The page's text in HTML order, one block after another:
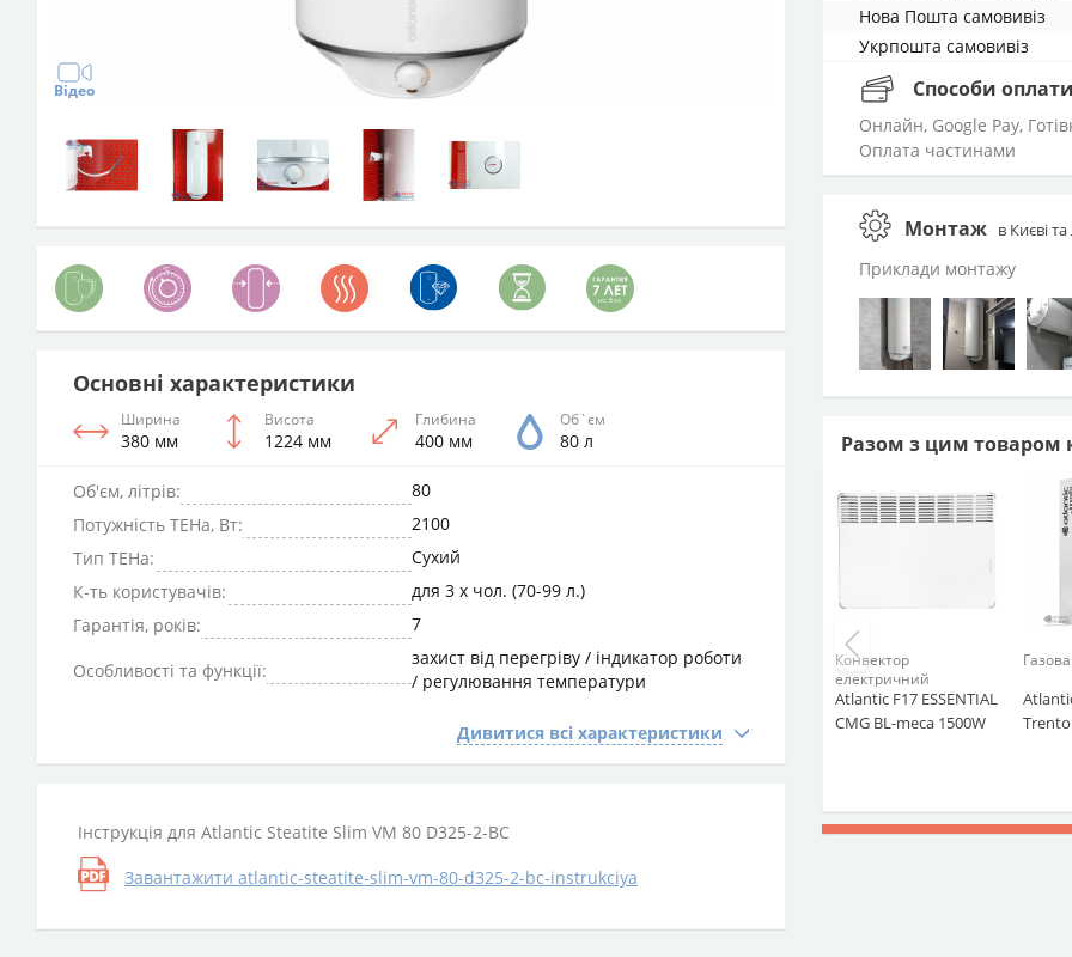
Відео
Основні характеристики
Ширина
380 мм
Висота
1224 мм
Глибина
400 мм
Об`єм
80 л
Об'єм, літрів:
80
Потужність ТЕНа, Вт:
2100
Тип ТЕНа:
Сухий
К-ть користувачів:
для 3 х чол. (70-99 л.)
Гарантія, років:
7
Особливості та функції:
захист від перегріву / індикатор роботи
/ регулювання температури
Дивитися всі характеристики
Інструкція для Atlantic Steatite Slim VM 80 D325-2-BC
Завантажити atlantic-steatite-slim-vm-80-d325-2-bc-instrukciya
Нова Пошта cамовивіз
Укрпошта cамовивіз
Способи оплати
Онлайн, Google Pay,
Оплата частинами
Монтаж в Києві
Приклади монтажу
Разом з цим товаром
Конвектор
електричний
Atlantic F17 ESSENTIAL
CMG BL-meca 1500W